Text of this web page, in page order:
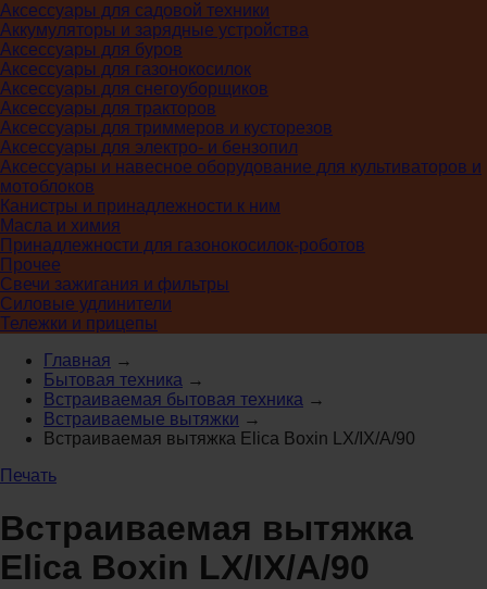
Аксессуары для садовой техники
Аккумуляторы и зарядные устройства
Аксессуары для буров
Аксессуары для газонокосилок
Аксессуары для снегоуборщиков
Аксессуары для тракторов
Аксессуары для триммеров и кусторезов
Аксессуары для электро- и бензопил
Аксессуары и навесное оборудование для культиваторов и
мотоблоков
Канистры и принадлежности к ним
Масла и химия
Принадлежности для газонокосилок-роботов
Прочее
Свечи зажигания и фильтры
Силовые удлинители
Тележки и прицепы
Главная →
Бытовая техника →
Встраиваемая бытовая техника →
Встраиваемые вытяжки →
Встраиваемая вытяжка Elica Boxin LX/IX/A/90
Печать
Встраиваемая вытяжка
Elica Boxin LX/IX/A/90